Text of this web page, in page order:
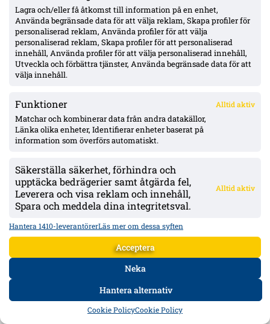
Lagra och/eller få åtkomst till information på en enhet,
Använda begränsade data för att välja reklam, Skapa profiler för
personaliserad reklam, Använda profiler för att välja
personaliserad reklam, Skapa profiler för att personaliserad
innehåll, Använda profiler för att välja personaliserad innehåll,
Utveckla och förbättra tjänster, Använda begränsade data för att
välja innehåll.
Funktioner Alltid aktiv
Matchar och kombinerar data från andra datakällor,
Länka olika enheter, Identifierar enheter baserat på
information som överförs automatiskt.
Säkerställa säkerhet, förhindra och
upptäcka bedrägerier samt åtgärda fel,
Leverera och visa reklam och innehåll,
Spara och meddela dina integritetsval.
Alltid aktiv
Hantera 1410-leverantörerLäs mer om dessa syften
Acceptera
Neka
Hantera alternativ
Cookie PolicyCookie Policy
Läs hela artikeln hosFotbollskanalen.
NYHETSREDAKTIONEN
Källor: fotbollskanalen.se
DATA FORUM